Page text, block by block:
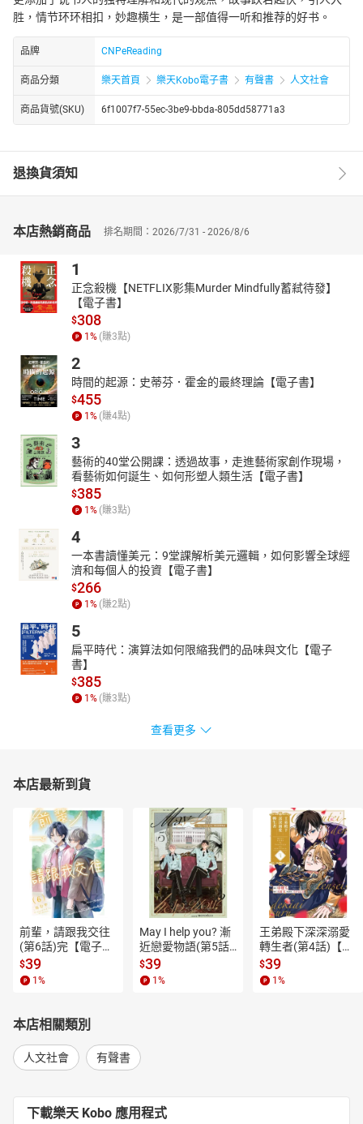
胜，情节环环相扣，妙趣横生，是一部值得一听和推荐的好书。
品牌 CNPeReading
商品分類 樂天首頁 樂天Kobo電子書 有聲書 人文社會
商品貨號(SKU) 6f1007f7-55ec-3be9-bbda-805dd58771a3
退換貨須知
本店熱銷商品 排名期間：2026/7/31 - 2026/8/6
1
正念殺機【NETFLIX影集Murder Mindfully蓄弒待發】
【電子書】
$308
1% (賺3點)
2
時間的起源：史蒂芬．霍金的最終理論【電子書】
$455
1% (賺4點)
3
藝術的40堂公開課：透過故事，走進藝術家創作現場，
看藝術如何誕生、如何形塑人類生活【電子書】
$385
1% (賺3點)
4
一本書讀懂美元：9堂課解析美元邏輯，如何影響全球經
濟和每個人的投資【電子書】
$266
1% (賺2點)
5
扁平時代：演算法如何限縮我們的品味與文化【電子
書】
$385
1% (賺3點)
查看更多
本店最新到貨
前輩，請跟我交往
(第6話)完【電子
書】
$39
1 %
May I help you? 漸
近戀愛物語(第5話)
【電子書】
$39
1 %
王弟殿下深深溺愛
轉生者(第4話)【電
子書】
$39
1 %
本店相關類別
人文社會 有聲書
下載樂天 Kobo 應用程式